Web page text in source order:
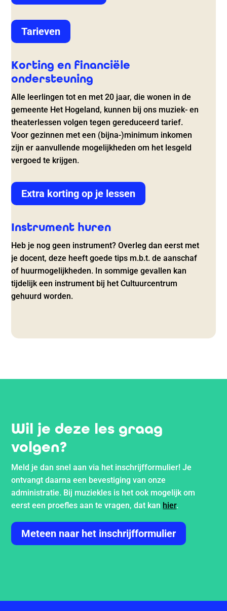
Tarieven
Korting en financiële
ondersteuning
Alle leerlingen tot en met 20 jaar, die wonen in de
gemeente Het Hogeland, kunnen bij ons muziek- en
theaterlessen volgen tegen gereduceerd tarief.
Voor gezinnen met een (bijna-)minimum inkomen
zijn er aanvullende mogelijkheden om het lesgeld
vergoed te krijgen.
Extra korting op je lessen
Instrument huren
Heb je nog geen instrument? Overleg dan eerst met
je docent, deze heeft goede tips m.b.t. de aanschaf
of huurmogelijkheden. In sommige gevallen kan
tijdelijk een instrument bij het Cultuurcentrum
gehuurd worden.
Wil je deze les graag
volgen?
Meld je dan snel aan via het inschrijfformulier! Je
ontvangt daarna een bevestiging van onze
administratie. Bij muziekles is het ook mogelijk om
eerst een proefles aan te vragen, dat kan hier.
Meteen naar het inschrijfformulier